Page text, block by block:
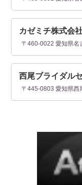
カゼミチ株式会
〒460-0022 愛知県名
西尾ブライダル
〒445-0803 愛知県西